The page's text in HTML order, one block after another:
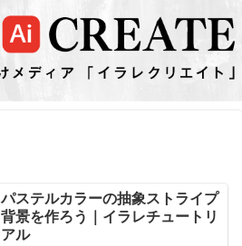
パステルカラーの抽象ストライプ
背景を作ろう｜イラレチュートリ
アル